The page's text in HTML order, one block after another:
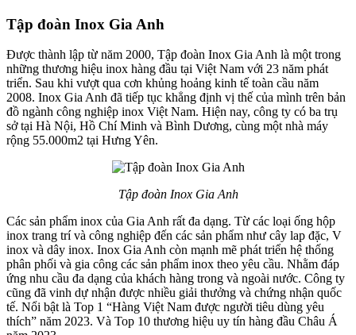
Tập đoàn Inox Gia Anh
Được thành lập từ năm 2000, Tập đoàn Inox Gia Anh là một trong
những thương hiệu inox hàng đầu tại Việt Nam với 23 năm phát
triển. Sau khi vượt qua cơn khủng hoảng kinh tế toàn cầu năm
2008. Inox Gia Anh đã tiếp tục khẳng định vị thế của mình trên bản
đồ ngành công nghiệp inox Việt Nam. Hiện nay, công ty có ba trụ
sở tại Hà Nội, Hồ Chí Minh và Bình Dương, cùng một nhà máy
rộng 55.000m2 tại Hưng Yên.
Tập đoàn Inox Gia Anh
Các sản phẩm inox của Gia Anh rất đa dạng. Từ các loại ống hộp
inox trang trí và công nghiệp đến các sản phẩm như cây lap đặc, V
inox và dây inox. Inox Gia Anh còn mạnh mẽ phát triển hệ thống
phân phối và gia công các sản phẩm inox theo yêu cầu. Nhằm đáp
ứng nhu cầu đa dạng của khách hàng trong và ngoài nước. Công ty
cũng đã vinh dự nhận được nhiều giải thưởng và chứng nhận quốc
tế. Nổi bật là Top 1 “Hàng Việt Nam được người tiêu dùng yêu
thích” năm 2023. Và Top 10 thương hiệu uy tín hàng đầu Châu Á